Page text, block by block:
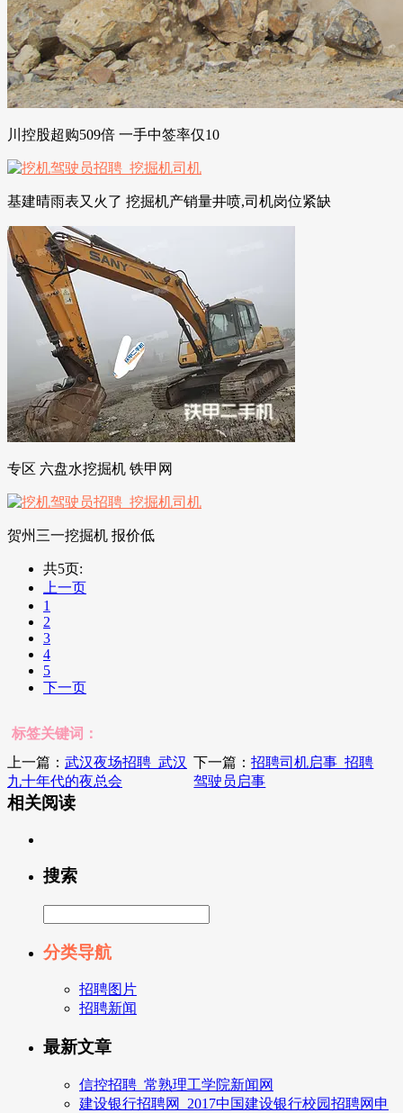
川控股超购509倍 一手中签率仅10
基建晴雨表又火了 挖掘机产销量井喷,司机岗位紧缺
专区 六盘水挖掘机 铁甲网
贺州三一挖掘机 报价低
共5页:
上一页
1
2
3
4
5
下一页
标签关键词：
上一篇： 武汉夜场招聘_武汉
九十年代的夜总会
下一篇：招聘司机启事_招聘
驾驶员启事
相关阅读
搜索
分类导航
招聘图片
招聘新闻
最新文章
信控招聘_常熟理工学院新闻网
建设银行招聘网_2017中国建设银行校园招聘网申